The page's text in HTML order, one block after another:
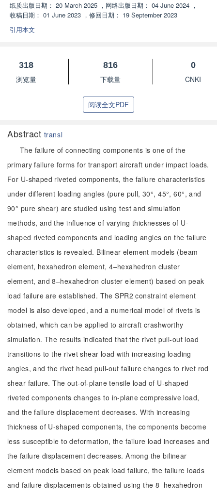
纸质出版日期： 20 March 2025 ， 网络出版日期： 04 June 2024 ，
收稿日期： 01 June 2023 ， 修回日期： 19 September 2023
引用本文
318
浏览量
816
下载量
0
CNKI
阅读全文PDF
Abstract transl
The failure of connecting components is one of the
primary failure forms for transport aircraft under impact loads.
For U-shaped riveted components, the failure characteristics
under different loading angles (pure pull, 30°, 45°, 60°, and
90° pure shear) are studied using test and simulation
methods, and the influence of varying thicknesses of U-
shaped riveted components and loading angles on the failure
characteristics is revealed. Bilinear element models (beam
element, hexahedron element, 4–hexahedron cluster
element, and 8–hexahedron cluster element) based on peak
load failure are established. The SPR2 constraint element
model is also developed, and a numerical model of rivets is
obtained, which can be applied to aircraft crashworthy
simulation. The results indicated that the rivet pull-out load
transitions to the rivet shear load with increasing loading
angles, and the rivet head pull-out failure changes to rivet rod
shear failure. The out-of-plane tensile load of U-shaped
riveted components changes to in-plane compressive load,
and the failure displacement decreases. With increasing
thickness of U-shaped components, the components become
less susceptible to deformation, the failure load increases and
the failure displacement decreases. Among the bilinear
element models based on peak load failure, the failure loads
and failure displacements obtained using the 8–hexahedron